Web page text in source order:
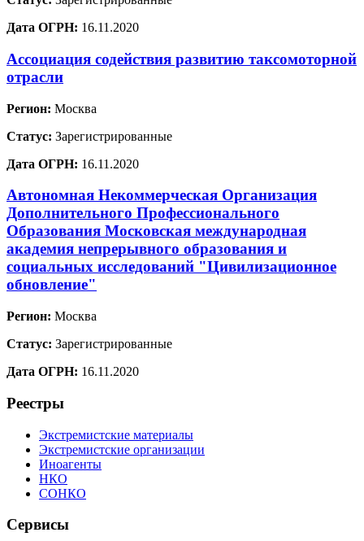
Дата ОГРН: 16.11.2020
Ассоциация содействия развитию таксомоторной
отрасли
Регион: Москва
Статус: Зарегистрированные
Дата ОГРН: 16.11.2020
Автономная Некоммерческая Организация
Дополнительного Профессионального
Образования Московская международная
академия непрерывного образования и
социальных исследований "Цивилизационное
обновление"
Регион: Москва
Статус: Зарегистрированные
Дата ОГРН: 16.11.2020
Реестры
Экстремистские материалы
Экстремистские организации
Иноагенты
НКО
СОНКО
Сервисы